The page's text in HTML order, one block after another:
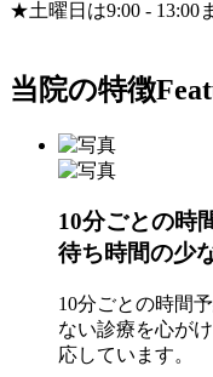
★土曜日は9:00 - 13:00
当院の特徴
10分ごとの時
待ち時間の少
10分ごとの時間
ない診療を心が
応しています。